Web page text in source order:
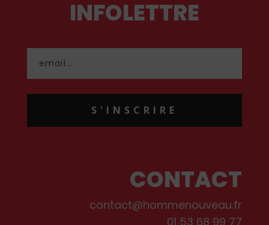
INFOLETTRE
S'INSCRIRE
CONTACT
contact@hommenouveau.fr
01 53 68 99 77